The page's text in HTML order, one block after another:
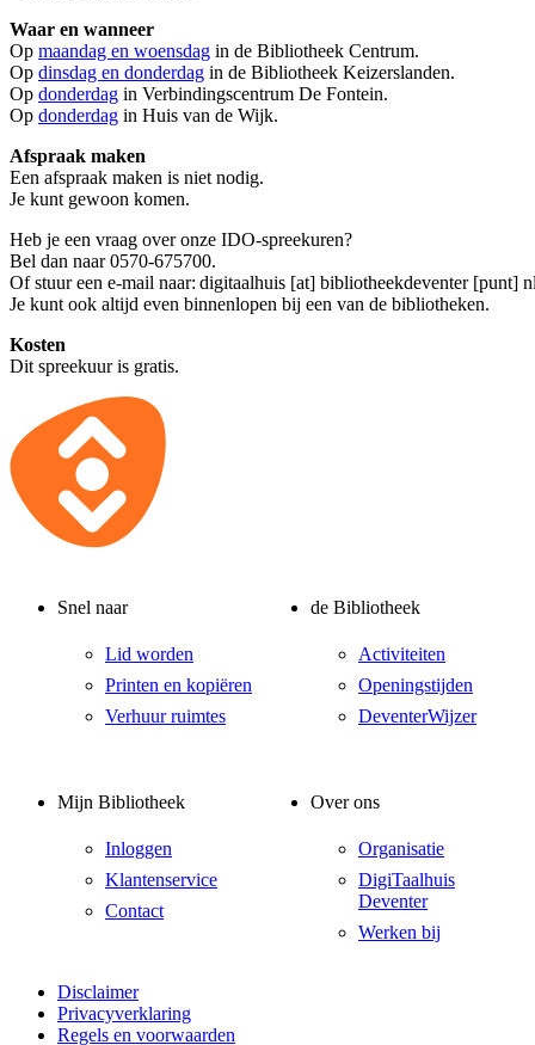
Waar en wanneer
Op maandag en woensdag in de Bibliotheek Centrum.
Op dinsdag en donderdag in de Bibliotheek Keizerslanden.
Op donderdag in Verbindingscentrum De Fontein.
Op donderdag in Huis van de Wijk.
Afspraak maken
Een afspraak maken is niet nodig.
Je kunt gewoon komen.
Heb je een vraag over onze IDO-spreekuren?
Bel dan naar 0570-675700.
Of stuur een e-mail naar: digitaalhuis [at] bibliotheekdeventer [punt]
Je kunt ook altijd even binnenlopen bij een van de bibliotheken.
Kosten
Dit spreekuur is gratis.
Snel naar
Lid worden
Printen en kopiëren
Verhuur ruimtes
de Bibliotheek
Activiteiten
Openingstijden
DeventerWijzer
Mijn Bibliotheek
Inloggen
Klantenservice
Contact
Over ons
Organisatie
DigiTaalhuis
Deventer
Werken bij
Disclaimer
Privacyverklaring
Regels en voorwaarden